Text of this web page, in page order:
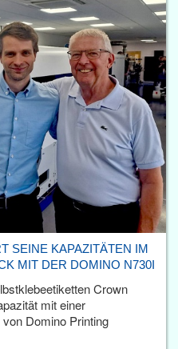
SEINE KAPAZITÄTEN IM
MIT DER DOMINO N730I
Crown
mit einer
Domino Printing